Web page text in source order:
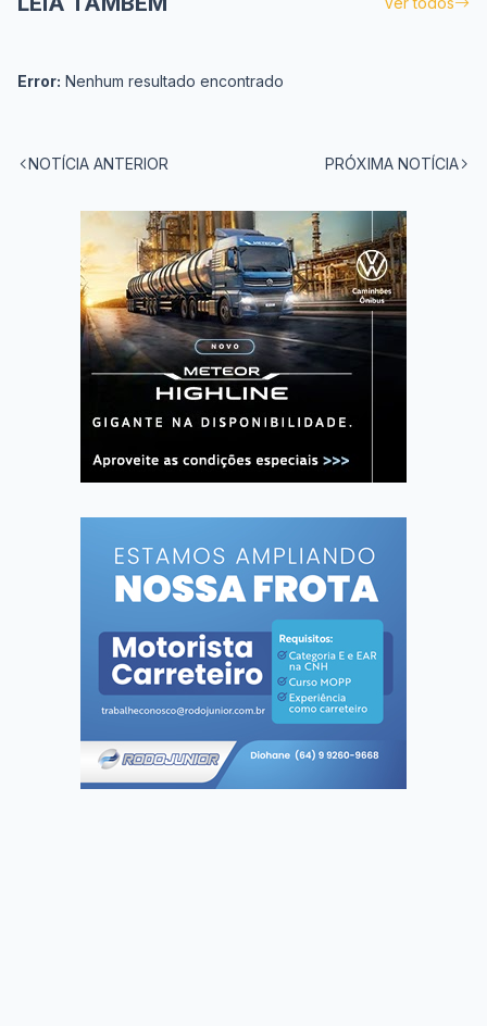
Error: Nenhum resultado encontrado
NOTÍCIA ANTERIOR PRÓXIMA NOTÍCIA